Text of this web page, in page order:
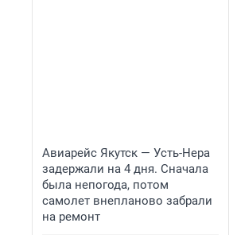
Авиарейс Якутск — Усть-Нера
задержали на 4 дня. Сначала
была непогода, потом
самолет внепланово забрали
на ремонт